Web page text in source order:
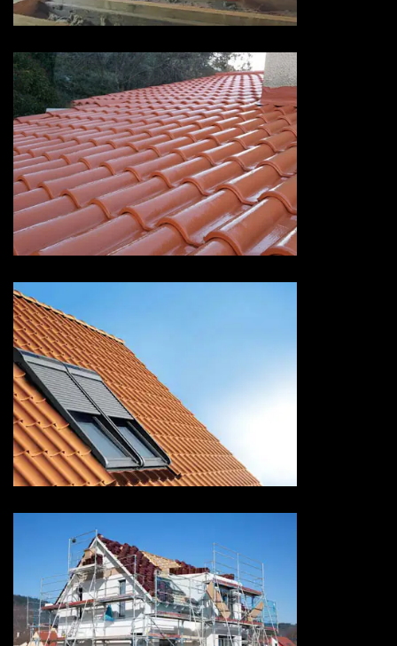
Devis peinture sur tuiles 73
Savoie
Pose de velux 73 Savoie